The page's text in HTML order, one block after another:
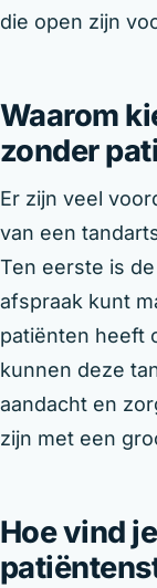
die open zijn
Waarom
zonder
Er zijn veel
van een
Ten eerste is
afspraak kunt
patiënten heeft
kunnen deze
aandacht en
zijn met een
Hoe vind